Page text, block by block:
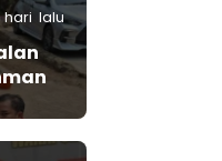
hari lalu